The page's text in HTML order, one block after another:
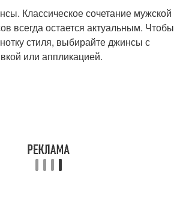
Классическое сочетание мужской
всегда остается актуальным. Чтобы
стиля, выбирайте джинсы с
или аппликацией.